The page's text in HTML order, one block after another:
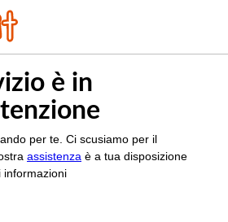
è in
per te. Ci scusiamo per il
assistenza è a tua disposizione
informazioni